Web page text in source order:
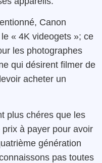
Canon
« 4K videogets »; ce
les photographes
qui désirent filmer de
acheter un
plus chéres que les
prix à payer pour avoir
génération
pas toutes